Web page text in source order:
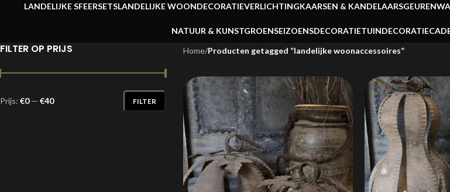
LANDELIJKE SFEERSETSLANDELIJKE WOONDECORATIEVERLICHTINGKAARSEN & KANDELAARSGEUREN
NATUUR & KUNSTGROENSEIZOENSDECORATIETUINDECORATIE
FILTER OP PRIJS
FILTER
Prijs: €0— €40
Home/Producten getagged “landelijke woonaccessoires”